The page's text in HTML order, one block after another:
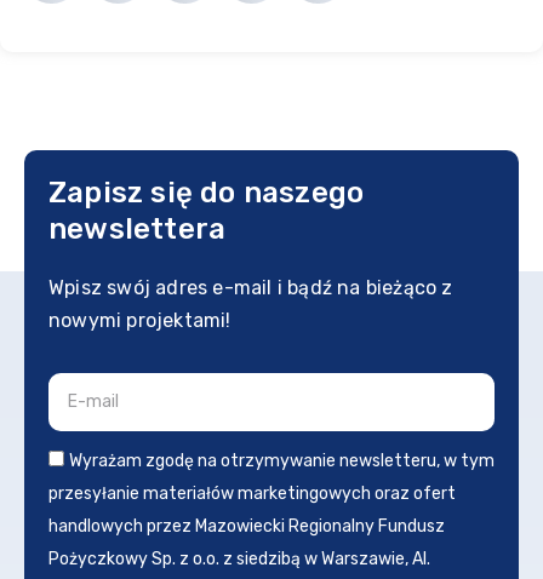
Zapisz się do naszego
newslettera
Wpisz swój adres e-mail i bądź na bieżąco z
nowymi projektami!
Wyrażam zgodę na otrzymywanie newsletteru, w tym
przesyłanie materiałów marketingowych oraz ofert
handlowych przez Mazowiecki Regionalny Fundusz
Pożyczkowy Sp. z o.o. z siedzibą w Warszawie, Al.